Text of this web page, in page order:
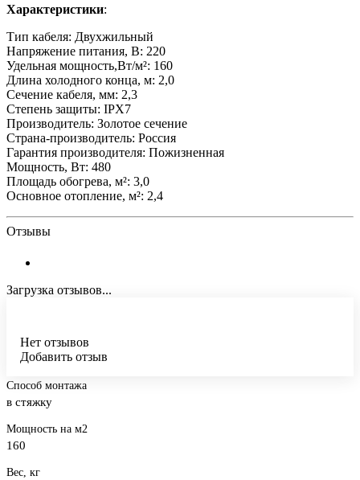
Характеристики:
Тип кабеля: Двухжильный
Напряжение питания, В: 220
Удельная мощность,Вт/м²: 160
Длина холодного конца, м: 2,0
Сечение кабеля, мм: 2,3
Степень защиты: IPX7
Производитель: Золотое сечение
Страна-производитель: Россия
Гарантия производителя: Пожизненная
Мощность, Вт: 480
Площадь обогрева, м²: 3,0
Основное отопление, м²: 2,4
Отзывы
Загрузка отзывов...
Нет отзывов
Добавить отзыв
Способ монтажа
в стяжку
Мощность на м2
160
Вес, кг